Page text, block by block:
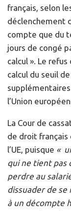
français, selon
déclenchement
compte que du
jours de congé
calcul ». Le
calcul du seuil
l’Union
La Cour de
de droit français
l’UE, puisque «
qui ne tient pas
perdre au
dissuader de se
à un décompte